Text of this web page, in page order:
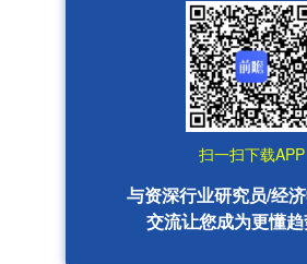
扫一扫下载APP
与资深行业研究员/经
交流让您成为更懂